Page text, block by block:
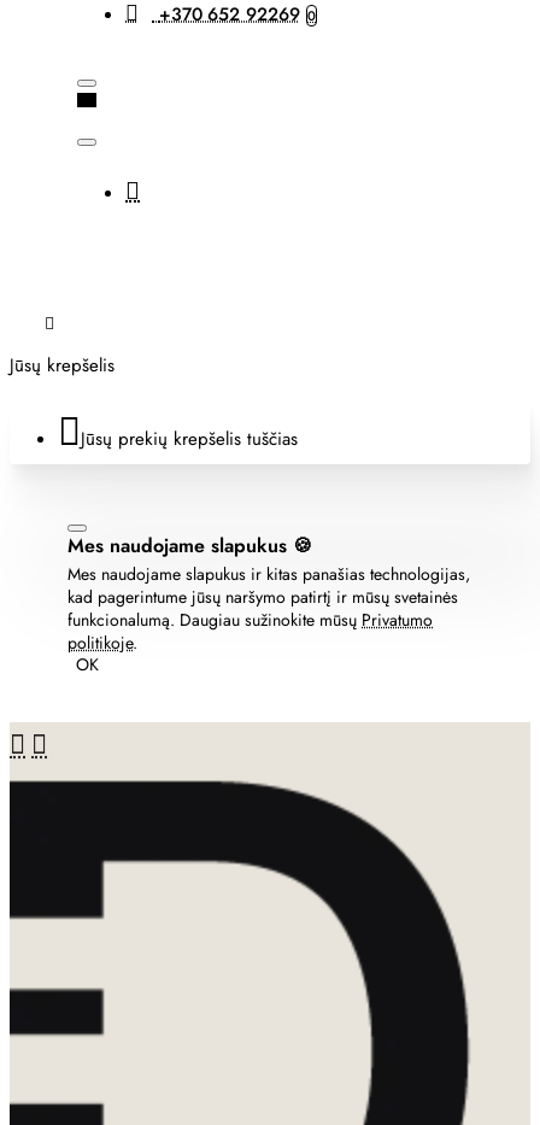
+370 652 92269 0
Jūsų krepšelis
Jūsų prekių krepšelis tuščias
Mes naudojame slapukus 🍪
Mes naudojame slapukus ir kitas panašias technologijas,
kad pagerintume jūsų naršymo patirtį ir mūsų svetainės
funkcionalumą. Daugiau sužinokite mūsų Privatumo
politikoje.
OK